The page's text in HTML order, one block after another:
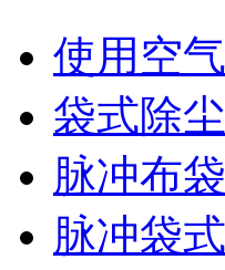
使用空
袋式除
脉冲布
脉冲袋